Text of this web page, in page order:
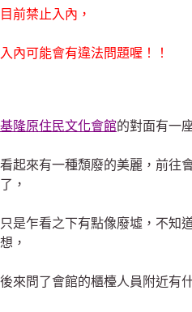
目前禁止入內，
入內可能會有違法問題喔！！
基隆原住民文化會館的對面有一
看起來有一種頹廢的美麗，前往
了，
只是乍看之下有點像廢墟，不知
想，
後來問了會館的櫃檯人員附近有